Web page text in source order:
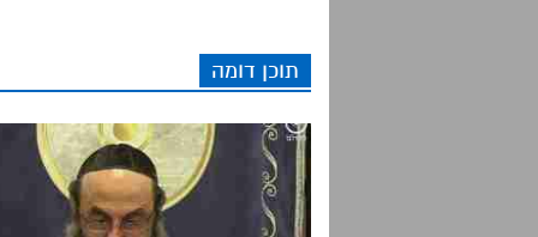
s
o
o
e
r
t
תוכן דומה